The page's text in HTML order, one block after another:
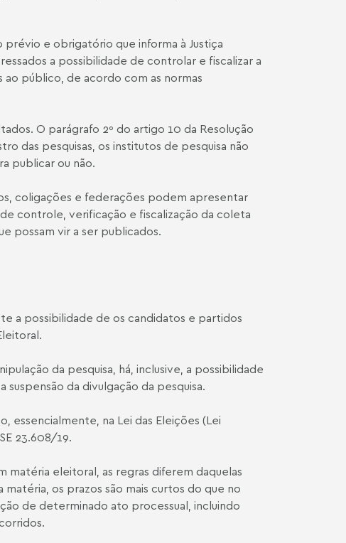
e obrigatório que informa à Justiça
a possibilidade de controlar e fiscalizar a
ao público, de acordo com as normas
O parágrafo 2º do artigo 10 da Resolução
das pesquisas, os institutos de pesquisa não
publicar ou não.
coligações e federações podem apresentar
controle, verificação e fiscalização da coleta
possam vir a ser publicados.
a possibilidade de os candidatos e partidos
da pesquisa, há, inclusive, a possibilidade
da divulgação da pesquisa.
essencialmente, na Lei das Eleições (Lei
23.608/19.
matéria eleitoral, as regras diferem daquelas
os prazos são mais curtos do que no
de determinado ato processual, incluindo